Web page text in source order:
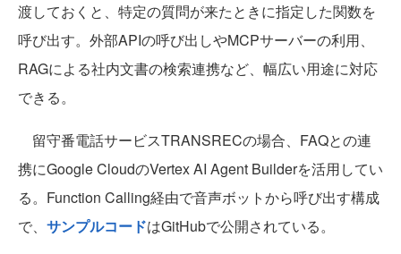
渡しておくと、特定の質問が来たときに指定した関数を
呼び出す。外部APIの呼び出しやMCPサーバーの利用、
RAGによる社内文書の検索連携など、幅広い用途に対応
できる。
留守番電話サービスTRANSRECの場合、FAQとの連
携にGoogle CloudのVertex AI Agent Builderを活用してい
る。Function Calling経由で音声ボットから呼び出す構成
で、 サンプルコードはGitHubで公開されている。